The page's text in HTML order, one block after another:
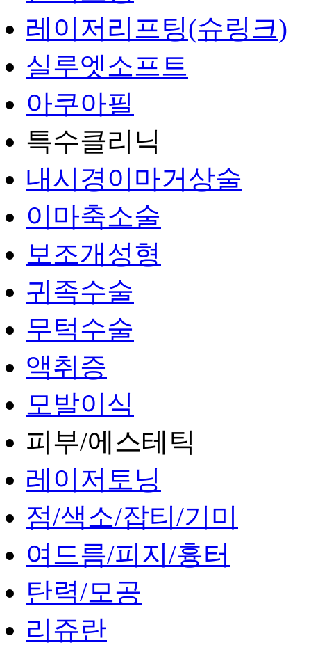
레이저리프팅(슈링크)
실루엣소프트
아쿠아필
특수클리닉
내시경이마거상술
이마축소술
보조개성형
귀족수술
무턱수술
액취증
모발이식
피부/에스테틱
레이저토닝
점/색소/잡티/기미
여드름/피지/흉터
탄력/모공
리쥬란